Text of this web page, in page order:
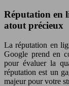
Réputation en
atout précieux
La réputation en
Google prend en
pour évaluer la
réputation est un
majeur pour votre